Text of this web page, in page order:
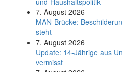
7. August 2026
MAN-Brücke:
steht
7. August 2026
Update: 14-Jährige aus
vermisst